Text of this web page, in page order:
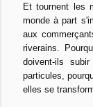
Et tournent les
monde à part
aux
riverains.
doivent-ils
particules,
elles se